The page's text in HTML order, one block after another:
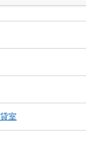
室